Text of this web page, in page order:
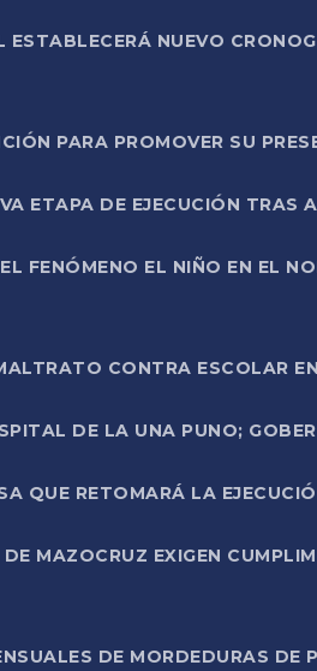
NUEVO
PARA PROMOVER SU
ETAPA DE EJECUCIÓN
FENÓMENO EL NIÑO EN EL
CONTRA ESCOLAR
DE LA UNA PUNO;
QUE RETOMARÁ LA
MAZOCRUZ EXIGEN
DE MORDEDURAS DE